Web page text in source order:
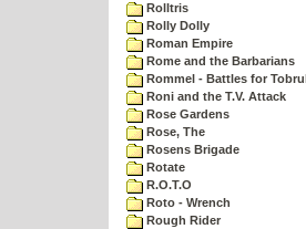
Rolltris
Rolly Dolly
Roman Empire
Rome and the Barbarians
Rommel - Battles for
Roni and the T.V. Attack
Rose Gardens
Rose, The
Rosens Brigade
Rotate
R.O.T.O
Roto - Wrench
Rough Rider